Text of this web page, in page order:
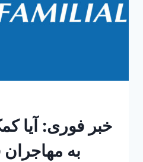
خبر فوری: آیا
به